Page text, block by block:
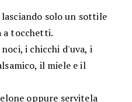
solo un sottile
a tocchetti.
i chicchi d'uva, i
il miele e il
oppure servitela